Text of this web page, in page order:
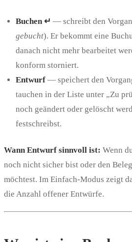
Buchen ↵ — schreibt den
gebucht). Er bekommt eine
danach nicht mehr bearbeitet
konform storniert.
Entwurf — speichert den
tauchen in der Liste unter „Zu
noch geändert oder gelöscht
festschreibst.
Wann Entwurf sinnvoll ist: Wenn
noch nicht sicher bist oder den
möchtest. Im Einfach-Modus zeigt
die Anzahl offener Entwürfe.